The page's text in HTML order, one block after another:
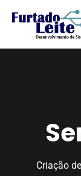
Criação